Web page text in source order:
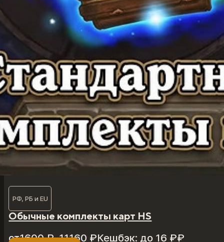
РФ, РБ и EU
Обычные комплекты карт HS
от1600₽–11160 ₽
Диапазон
Кешбэк: до 16 ₽₽